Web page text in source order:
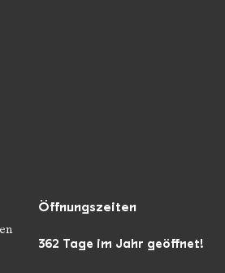
Öffnungszeiten
362 Tage im Jahr geöffnet!